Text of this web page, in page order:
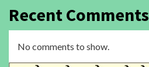
Recent Comments
No comments to show.